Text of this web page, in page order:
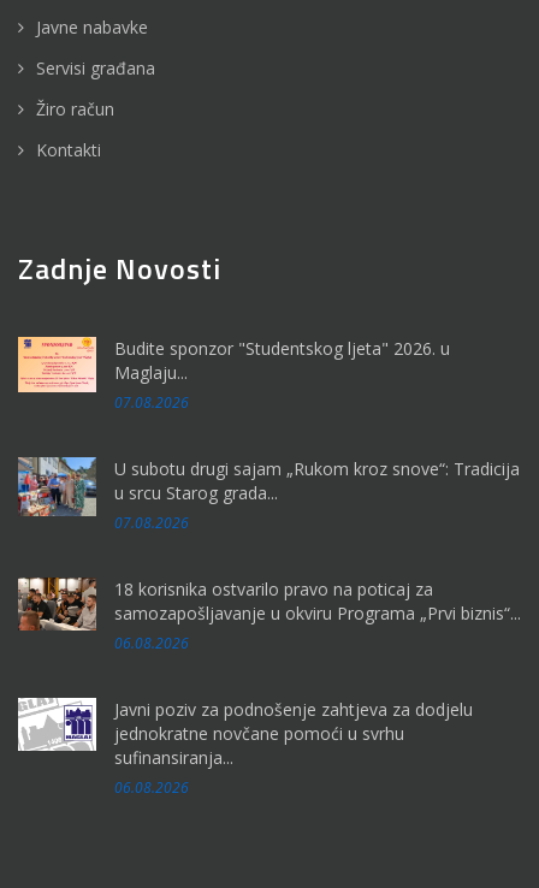
Javne nabavke
Servisi građana
Žiro račun
Kontakti
Zadnje Novosti
Budite sponzor "Studentskog ljeta" 2026. u
Maglaju...
07.08.2026
U subotu drugi sajam „Rukom kroz snove“: Tradicija
u srcu Starog grada...
07.08.2026
18 korisnika ostvarilo pravo na poticaj za
samozapošljavanje u okviru Programa „Prvi biznis“...
06.08.2026
Javni poziv za podnošenje zahtjeva za dodjelu
jednokratne novčane pomoći u svrhu
sufinansiranja...
06.08.2026